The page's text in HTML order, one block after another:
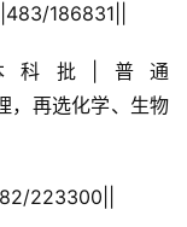
186831||
，再选化学、生物
223300||